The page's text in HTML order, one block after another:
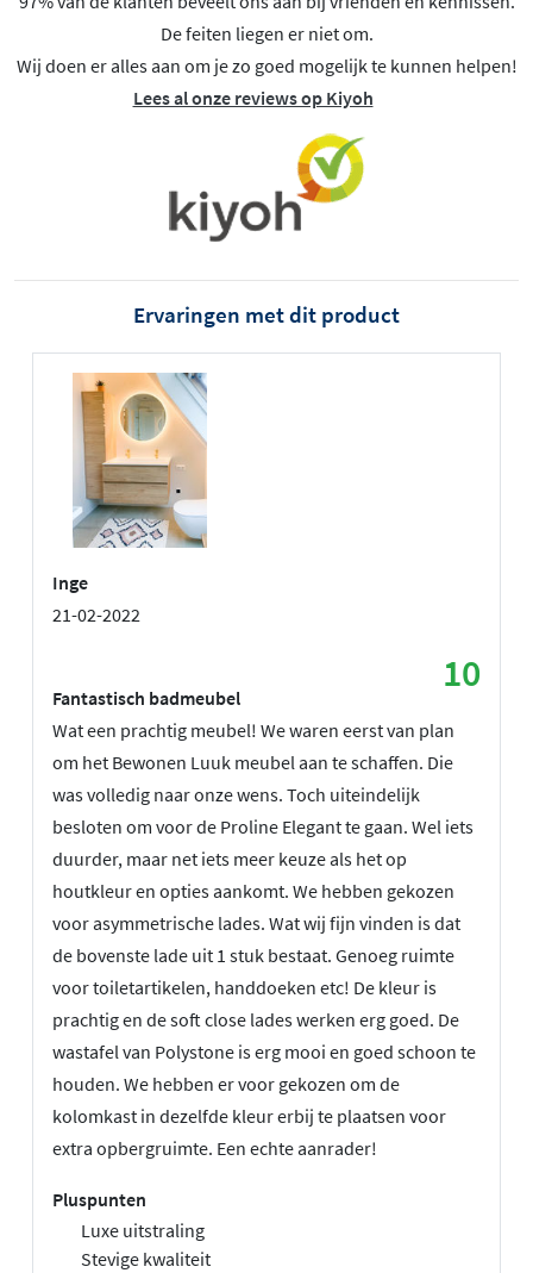
De feiten liegen er niet om.
Wij doen er alles aan om je zo goed mogelijk te kunnen helpen!
Lees al onze reviews op Kiyoh
Ervaringen met dit product
Inge
21-02-2022
10
Fantastisch badmeubel
Wat een prachtig meubel! We waren eerst van plan
om het Bewonen Luuk meubel aan te schaffen. Die
was volledig naar onze wens. Toch uiteindelijk
besloten om voor de Proline Elegant te gaan. Wel iets
duurder, maar net iets meer keuze als het op
houtkleur en opties aankomt. We hebben gekozen
voor asymmetrische lades. Wat wij fijn vinden is dat
de bovenste lade uit 1 stuk bestaat. Genoeg ruimte
voor toiletartikelen, handdoeken etc! De kleur is
prachtig en de soft close lades werken erg goed. De
wastafel van Polystone is erg mooi en goed schoon te
houden. We hebben er voor gekozen om de
kolomkast in dezelfde kleur erbij te plaatsen voor
extra opbergruimte. Een echte aanrader!
Pluspunten
Luxe uitstraling
Stevige kwaliteit